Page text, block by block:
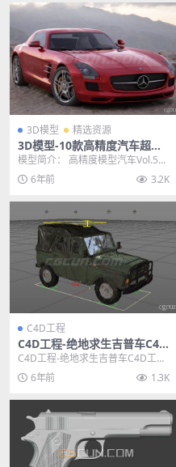
3D模型 精选资源
3D模型-10款高精度汽车超跑
车辆模型下载 (格式支持:Max/
C4D/FBX/OBJ)
模型简介： 高精度模型汽车Vol.5给
你10个非常高细节的带材质的汽车
模型。每一...
6年前 3.2K
C4D工程
C4D工程-绝地求生吉普车C4D
工程模型含XP表达式模型绑定
C4D工程-绝地求生吉普车C4D工程
模型含XP表达式模型绑定 主题授权
提示：请在...
6年前 1.3K